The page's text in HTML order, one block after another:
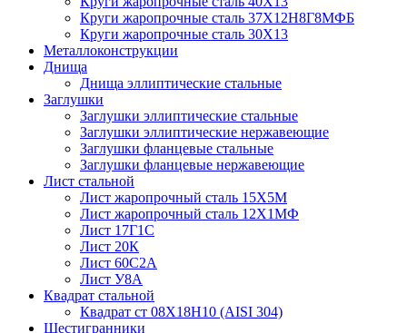
Круги жаропрочные сталь 37Х12Н8Г8МФБ
Круги жаропрочные сталь 30Х13
Металлоконструкции
Днища
Днища эллиптические стальные
Заглушки
Заглушки эллиптические стальные
Заглушки эллиптические нержавеющие
Заглушки фланцевые стальные
Заглушки фланцевые нержавеющие
Лист стальной
Лист жаропрочный сталь 15Х5М
Лист жаропрочный сталь 12Х1МФ
Лист 17Г1С
Лист 20К
Лист 60С2А
Лист У8А
Квадрат стальной
Квадрат ст 08Х18Н10 (AISI 304)
Шестигранники